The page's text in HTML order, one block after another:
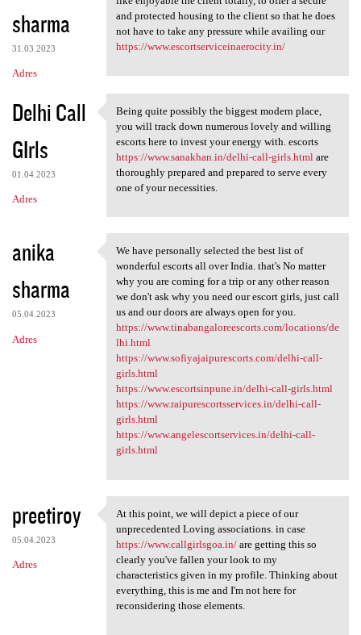
sharma
31.03.2023
Adres
and protected housing to the client so that he does
not have to take any pressure while availing our
https://www.escortserviceinaerocity.in/
Delhi Call
GIrls
01.04.2023
Adres
Being quite possibly the
Being quite possibly the biggest modern place,
you will track down numerous lovely and willing
escorts here to invest your energy with. escorts
https://www.sanakhan.in/delhi-call-girls.html are
thoroughly prepared and prepared to serve every
one of your necessities.
anika
sharma
05.04.2023
Adres
We have personally selected
We have personally selected the best list of
wonderful escorts all over India. that's No matter
why you are coming for a trip or any other reason
we don't ask why you need our escort girls, just call
us and our doors are always open for you.
https://www.tinabangaloreescorts.com/locations/de
lhi.html
https://www.sofiyajaipurescorts.com/delhi-call-
girls.html
https://www.escortsinpune.in/delhi-call-girls.html
https://www.raipurescortsservices.in/delhi-call-
girls.html
https://www.angelescortservices.in/delhi-call-
girls.html
preetiroy
05.04.2023
Adres
At this point, we will depict
At this point, we will depict a piece of our
unprecedented Loving associations. in case
https://www.callgirlsgoa.in/are getting this so
clearly you've fallen your look to my
characteristics given in my profile. Thinking about
everything, this is me and I'm not here for
reconsidering those elements.